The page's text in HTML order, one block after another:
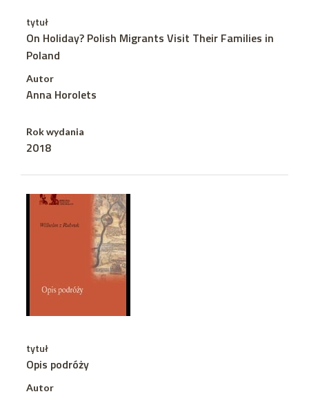
tytuł
On Holiday? Polish Migrants Visit Their Families in
Poland
Autor
Anna Horolets
Rok wydania
2018
tytuł
Opis podróży
Autor